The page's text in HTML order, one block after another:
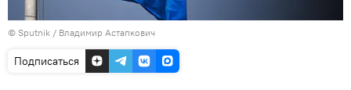
© Sputnik / Владимир Астапкович
Подписаться